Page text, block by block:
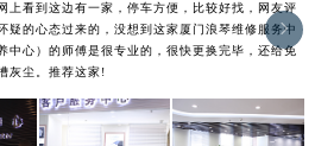
上看到这边有一家，停车方便，比较好找，网友评
疑的心态过来的，没想到这家厦门浪琴维修服务中
中心）的师傅是很专业的，很快更换完毕，还给免
灰尘。推荐这家!
